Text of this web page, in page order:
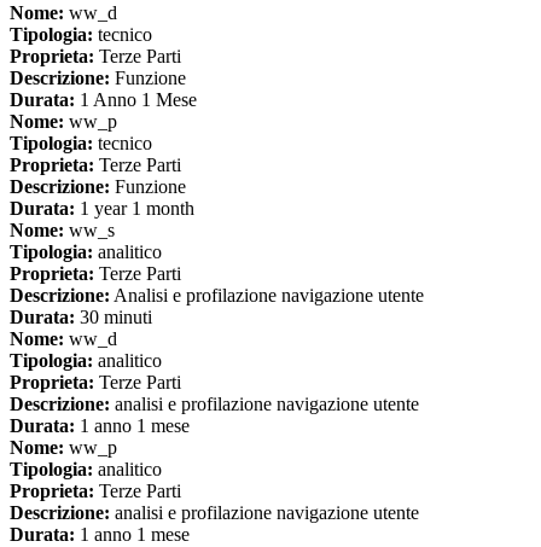
Nome: ww_d
Tipologia: tecnico
Proprieta: Terze Parti
Descrizione: Funzione
Durata: 1 Anno 1 Mese
Nome: ww_p
Tipologia: tecnico
Proprieta: Terze Parti
Descrizione: Funzione
Durata: 1 year 1 month
Nome: ww_s
Tipologia: analitico
Proprieta: Terze Parti
Descrizione: Analisi e profilazione navigazione utente
Durata: 30 minuti
Nome: ww_d
Tipologia: analitico
Proprieta: Terze Parti
Descrizione: analisi e profilazione navigazione utente
Durata: 1 anno 1 mese
Nome: ww_p
Tipologia: analitico
Proprieta: Terze Parti
Descrizione: analisi e profilazione navigazione utente
Durata: 1 anno 1 mese